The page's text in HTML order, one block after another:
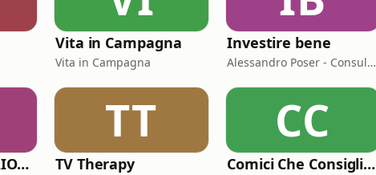
Vita in Campagna
Vita in Campagna
Investire bene
Alessandro Poser - Consulente Finanziario Fineco
[A.S. Roma] MARIONE - Il portale della ControInformazione GialloRossa
TT
TV Therapy
CC
Comici Che Consigliano Cose